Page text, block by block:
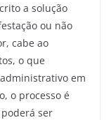
a solução
ou não
cabe ao
o que
em
o processo é
ser